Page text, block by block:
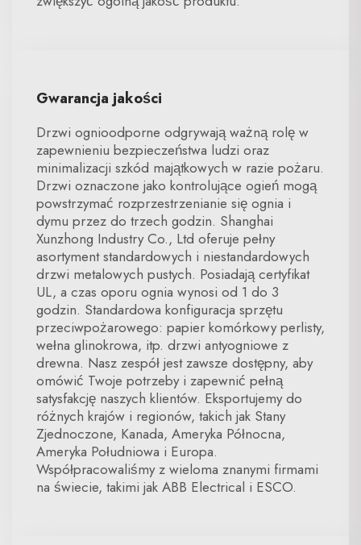
Gwarancja jakości
Drzwi ognioodporne odgrywają ważną rolę w
zapewnieniu bezpieczeństwa ludzi oraz
minimalizacji szkód majątkowych w razie pożaru.
Drzwi oznaczone jako kontrolujące ogień mogą
powstrzymać rozprzestrzenianie się ognia i
dymu przez do trzech godzin. Shanghai
Xunzhong Industry Co., Ltd oferuje pełny
asortyment standardowych i niestandardowych
drzwi metalowych pustych. Posiadają certyfikat
UL, a czas oporu ognia wynosi od 1 do 3
godzin. Standardowa konfiguracja sprzętu
przeciwpożarowego: papier komórkowy perlisty,
wełna glinokrowa, itp. drzwi antyogniowe z
drewna. Nasz zespół jest zawsze dostępny, aby
omówić Twoje potrzeby i zapewnić pełną
satysfakcję naszych klientów. Eksportujemy do
różnych krajów i regionów, takich jak Stany
Zjednoczone, Kanada, Ameryka Północna,
Ameryka Południowa i Europa.
Współpracowaliśmy z wieloma znanymi firmami
na świecie, takimi jak ABB Electrical i ESCO.